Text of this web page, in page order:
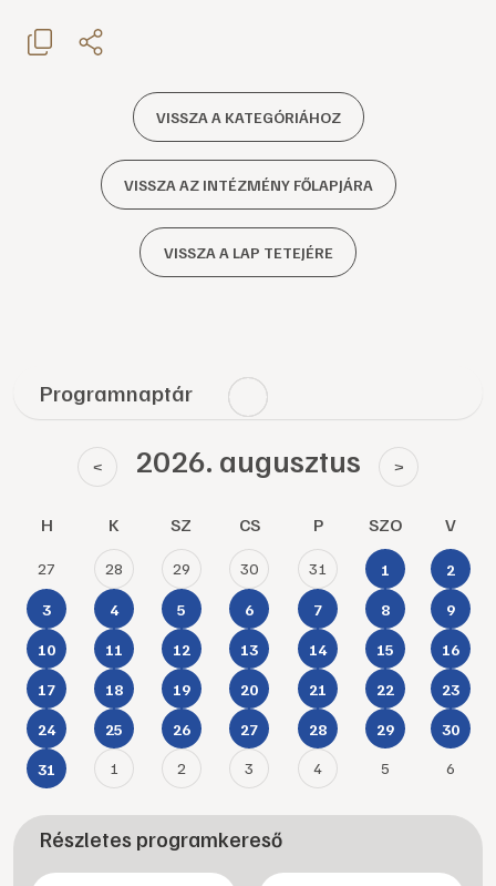
VISSZA A KATEGÓRIÁHOZ
VISSZA AZ INTÉZMÉNY FŐLAPJÁRA
VISSZA A LAP TETEJÉRE
Programnaptár
< 2026. augusztus >
H K SZ CS P SZO V
27 28 29 30 31 1 2
3 4 5 6 7 8 9
10 11 12 13 14 15 16
17 18 19 20 21 22 23
24 25 26 27 28 29 30
31 1 2 3 4 5 6
Részletes programkereső